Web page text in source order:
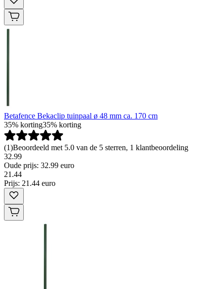
Betafence Bekaclip tuinpaal ø 48 mm ca. 170 cm
35% korting35% korting
(1)Beoordeeld met 5.0 van de 5 sterren, 1 klantbeoordeling
32.99
Oude prijs: 32.99 euro
21 .44
Prijs: 21.44 euro